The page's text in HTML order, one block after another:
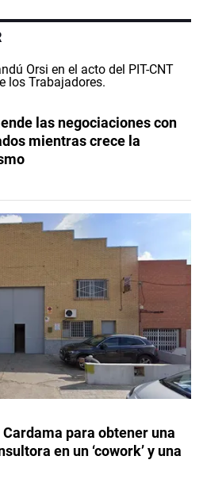
las negociaciones con
mientras crece la
para obtener una
en un ‘cowork’ y una